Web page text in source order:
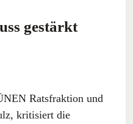
gestärkt
Ratsfraktion und
kritisiert die